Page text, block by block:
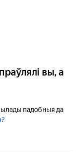
вы, а
падобныя да